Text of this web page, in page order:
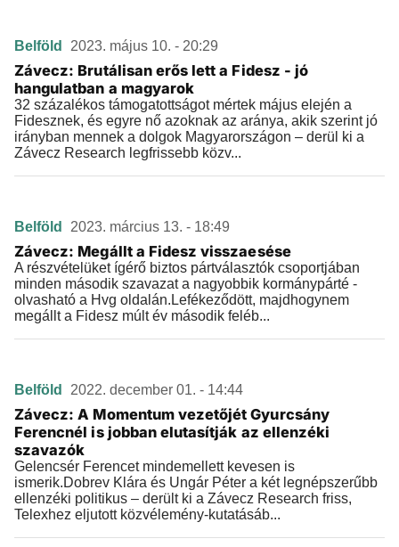
Belföld 2023. május 10. - 20:29
Závecz: Brutálisan erős lett a Fidesz - jó
hangulatban a magyarok
32 százalékos támogatottságot mértek május elején a
Fidesznek, és egyre nő azoknak az aránya, akik szerint jó
irányban mennek a dolgok Magyarországon – derül ki a
Závecz Research legfrissebb közv...
Belföld 2023. március 13. - 18:49
Závecz: Megállt a Fidesz visszaesése
A részvételüket ígérő biztos pártválasztók csoportjában
minden második szavazat a nagyobbik kormánypárté -
olvasható a Hvg oldalán.Lefékeződött, majdhogynem
megállt a Fidesz múlt év második feléb...
Belföld 2022. december 01. - 14:44
Závecz: A Momentum vezetőjét Gyurcsány
Ferencnél is jobban elutasítják az ellenzéki
szavazók
Gelencsér Ferencet mindemellett kevesen is
ismerik.Dobrev Klára és Ungár Péter a két legnépszerűbb
ellenzéki politikus – derült ki a Závecz Research friss,
Telexhez eljutott közvélemény-kutatásáb...